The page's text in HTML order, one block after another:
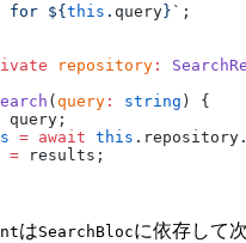
for ${this . query }` ;
repository :
( query : string ) {
query;
= await this .repository.
= results;
はSearchBlocに依存して